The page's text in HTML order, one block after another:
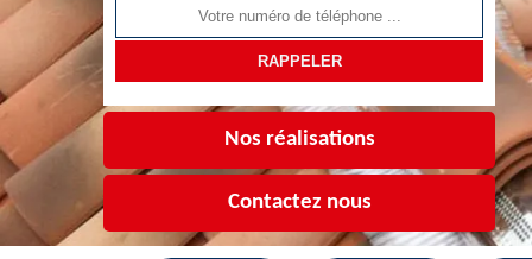
Nos réalisations
Contactez nous